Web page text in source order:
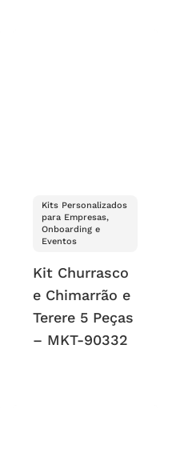
Kits Personalizados
para Empresas,
Onboarding e
Eventos
Kit Churrasco
e Chimarrão e
Terere 5 Peças
– MKT-90332